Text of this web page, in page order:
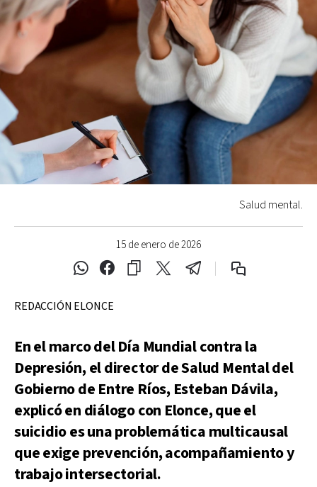
15 de enero de 2026
Salud mental.
REDACCIÓN ELONCE
En el marco del Día Mundial contra la
Depresión, el director de Salud Mental del
Gobierno de Entre Ríos, Esteban Dávila,
explicó en diálogo con Elonce, que el
suicidio es una problemática multicausal
que exige prevención, acompañamiento y
trabajo intersectorial.